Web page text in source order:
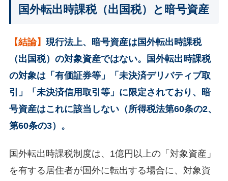
国外転出時課税（出国税）と暗号資産
【結論】 現行法上、暗号資産は国外転出時課税
（出国税）の対象資産ではない。国外転出時課税
の対象は「有価証券等」「未決済デリバティブ取
引」「未決済信用取引等」に限定されており、暗
号資産はこれに該当しない（所得税法第60条の2、
第60条の3）。
国外転出時課税制度は、1億円以上の「対象資産」
を有する居住者が国外に転出する場合に、対象資